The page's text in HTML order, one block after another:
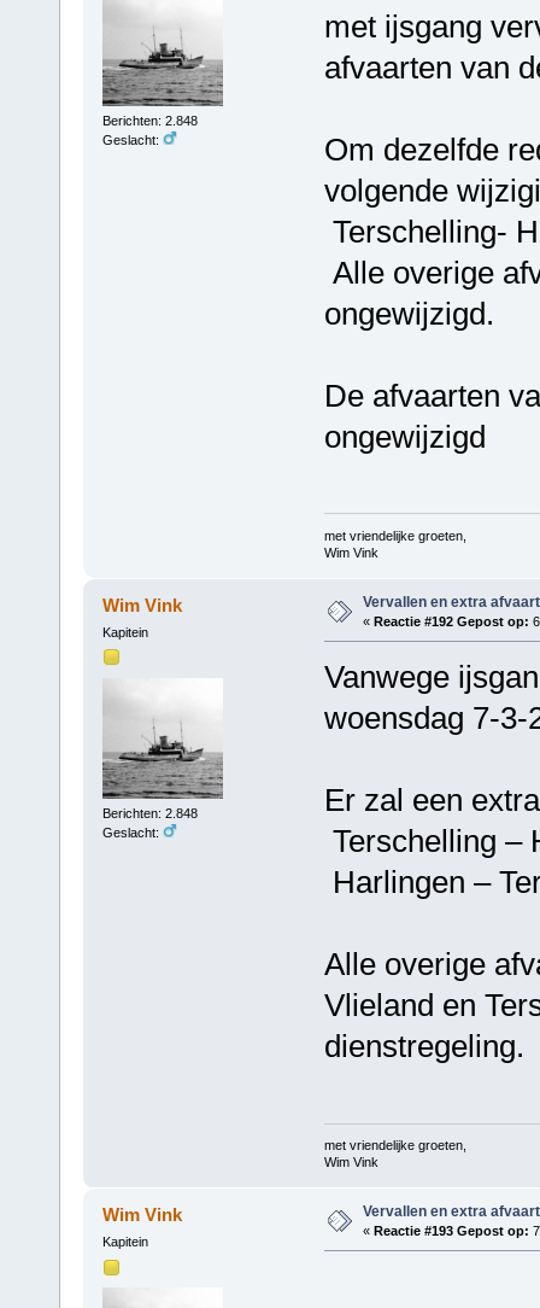
Berichten: 2.848
Geslacht:
met ijsgang
afvaarten van
Om dezelfde
volgende
Terschelling-
Alle overige
ongewijzigd.
De afvaarten
ongewijzigd
met vriendelijke groeten,
Wim Vink
Wim Vink
Kapitein
Berichten: 2.848
Geslacht:
Vervallen en extra
« Reactie #192 Gepost op:
Vanwege
woensdag 7-3-
Er zal een
Terschelling –
Harlingen –
Alle overige
Vlieland en
dienstregeling.
met vriendelijke groeten,
Wim Vink
Wim Vink
Kapitein
Vervallen en extra
« Reactie #193 Gepost op: